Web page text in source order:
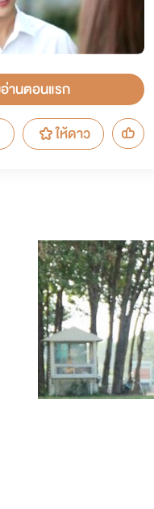
อ่านตอนแรก
ให้ดาว